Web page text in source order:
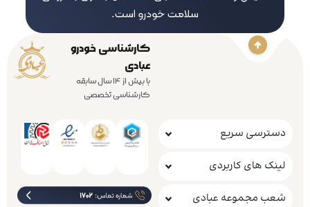
کارشناسی خودرو
عبادی
با بیش از 14 سال سابقه
کارشناسی تخصصی
دسترسی سریع
لینک های کاربردی
شعب مجموعه عبادی